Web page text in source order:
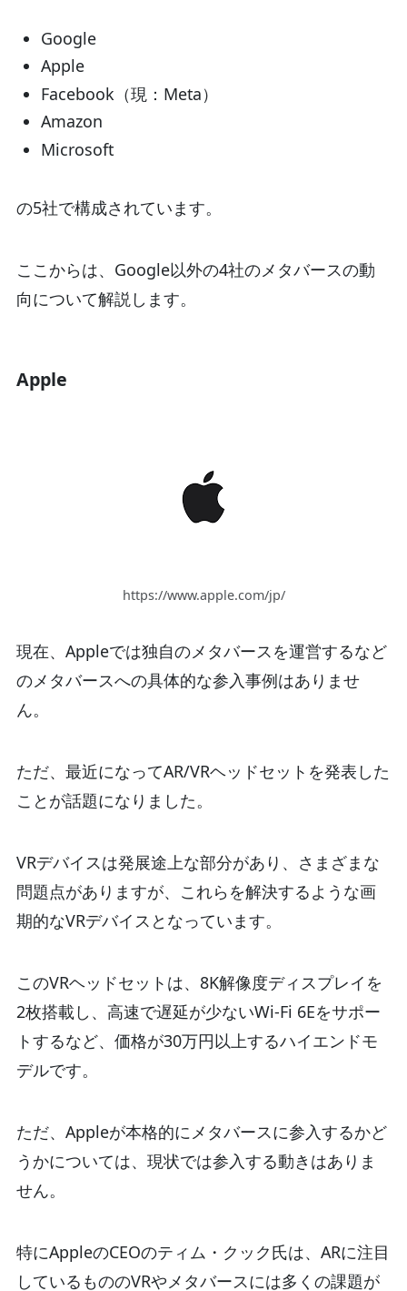
Google
Apple
Facebook（現：Meta）
Amazon
Microsoft
の5社で構成されています。
ここからは、Google以外の4社のメタバースの動
向について解説します。
Apple
https://www.apple.com/jp/
現在、Appleでは独自のメタバースを運営するなど
のメタバースへの具体的な参入事例はありませ
ん。
ただ、最近になってAR/VRヘッドセットを発表した
ことが話題になりました。
VRデバイスは発展途上な部分があり、さまざまな
問題点がありますが、これらを解決するような画
期的なVRデバイスとなっています。
このVRヘッドセットは、8K解像度ディスプレイを
2枚搭載し、高速で遅延が少ないWi-Fi 6Eをサポー
トするなど、価格が30万円以上するハイエンドモ
デルです。
ただ、Appleが本格的にメタバースに参入するかど
うかについては、現状では参入する動きはありま
せん。
特にAppleのCEOのティム・クック氏は、ARに注目
しているもののVRやメタバースには多くの課題が